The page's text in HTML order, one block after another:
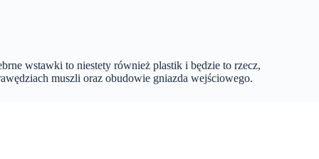
wstawki to niestety również plastik i będzie to rzecz,
muszli oraz obudowie gniazda wejściowego.